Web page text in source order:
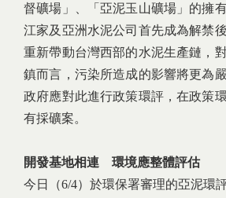
督礦場」、「亞泥玉山礦場」的擁
江家及亞洲水泥公司首先成為解禁
重新帶動台灣西部的水泥生產鏈，
鎮而言，污染所造成的影響將更為
政府應對此進行政策環評，在政策
有採礦案。
開發基地相連 環境應整體評估
今日（6/4）於環保署審理的亞泥環